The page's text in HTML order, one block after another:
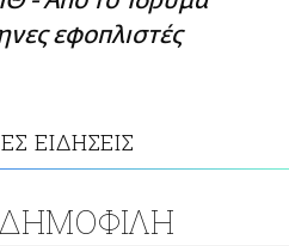
εφοπλιστές
ΕΙΔΗΣΕΙΣ
ΔΗΜΟΦΙΛΗ